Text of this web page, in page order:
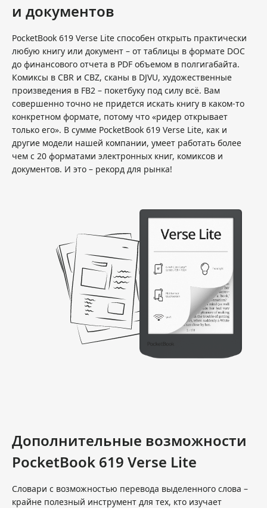
и документов
PocketBook 619 Verse Lite способен открыть практически
любую книгу или документ – от таблицы в формате DOC
до финансового отчета в PDF объемом в полгигабайта.
Комиксы в CBR и CBZ, сканы в DJVU, художественные
произведения в FB2 – покетбуку под силу всё. Вам
совершенно точно не придется искать книгу в каком-то
конкретном формате, потому что «ридер открывает
только его». В сумме PocketBook 619 Verse Lite, как и
другие модели нашей компании, умеет работать более
чем с 20 форматами электронных книг, комиксов и
документов. И это – рекорд для рынка!
Дополнительные возможности
PocketBook 619 Verse Lite
Словари с возможностью перевода выделенного слова –
крайне полезный инструмент для тех, кто изучает